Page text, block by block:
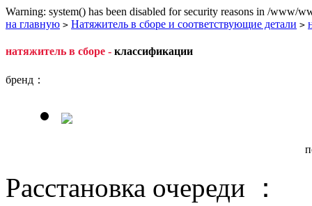
Warning: system() has been disabled for security reasons in /www/
на главную > Натяжитель в сборе и соответствующие детали >
натяжитель в сборе - классификации
бренд：
Расстановка очереди ：